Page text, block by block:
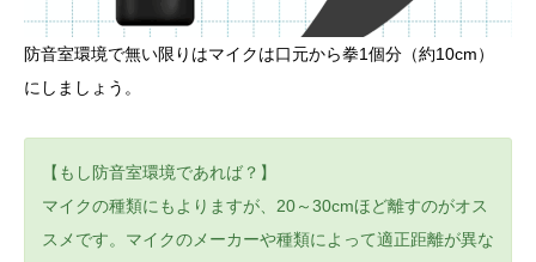
防音室環境で無い限りはマイクは口元から拳1個分（約10cm）
にしましょう。
【もし防音室環境であれば？】
マイクの種類にもよりますが、20～30cmほど離すのがオス
スメです。マイクのメーカーや種類によって適正距離が異な